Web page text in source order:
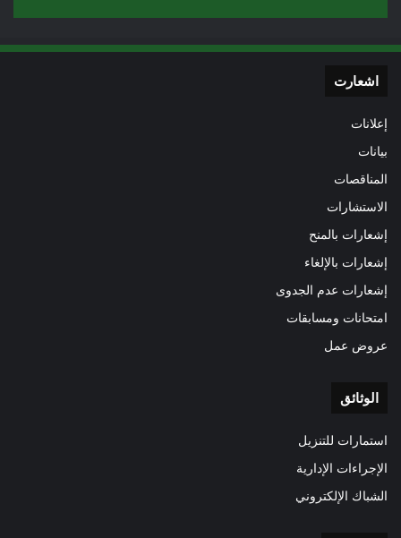
اشعارت
إعلانات
بيانات
المناقصات
الاستشارات
إشعارات بالمنح
إشعارات بالإلغاء
إشعارات عدم الجدوى
امتحانات ومسابقات
عروض عمل
الوثائق
استمارات للتنزيل
الإجراءات الإدارية
الشباك الإلكتروني